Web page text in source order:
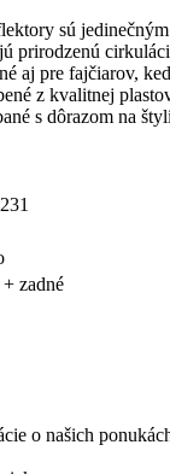
sú
prirodzenú
aj pre fajčiarov,
z kvalitnej
s dôrazom na
zadné
o našich